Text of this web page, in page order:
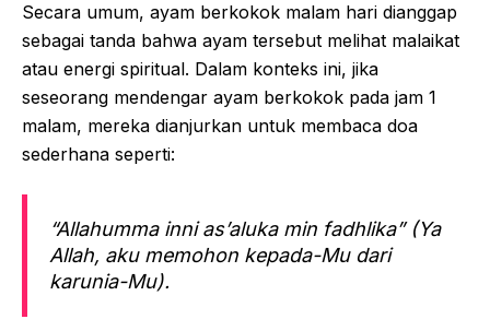
Secara umum, ayam berkokok malam hari dianggap
sebagai tanda bahwa ayam tersebut melihat malaikat
atau energi spiritual. Dalam konteks ini, jika
seseorang mendengar ayam berkokok pada jam 1
malam, mereka dianjurkan untuk membaca doa
sederhana seperti:
“Allahumma inni as’aluka min fadhlika” (Ya
Allah, aku memohon kepada-Mu dari
karunia-Mu).